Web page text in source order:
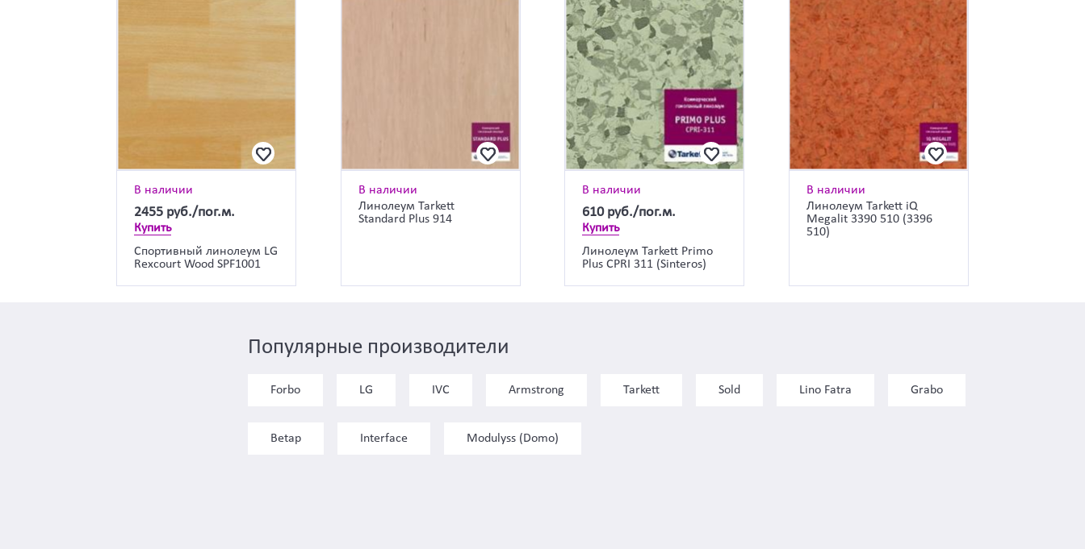
В наличии
2455 руб./пог.м.
Купить
Спортивный линолеум LG
Rexcourt Wood SPF1001
В наличии
Линолеум Tarkett
Standard Plus 914
В наличии
610 руб./пог.м.
Купить
Линолеум Tarkett Primo
Plus CPRI 311 (Sinteros)
В наличии
Линолеум Tarkett iQ
Megalit 3390 510 (3396
510)
Популярные производители
Forbo LG IVC Armstrong Tarkett Sold Lino Fatra Grabo
Betap Interface Modulyss (Domo)